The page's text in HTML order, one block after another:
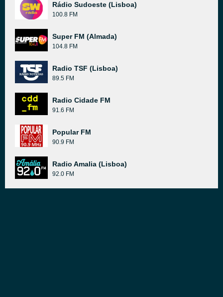
Rádio Sudoeste (Lisboa)
100.8 FM
Super FM (Almada)
104.8 FM
Radio TSF (Lisboa)
89.5 FM
Radio Cidade FM
91.6 FM
Popular FM
90.9 FM
Radio Amalia (Lisboa)
92.0 FM